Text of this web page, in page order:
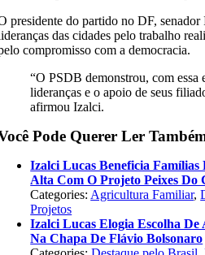
presidente do partido no DF, senador
das cidades pelo trabalho
compromisso com a democracia.
“O PSDB demonstrou, com essa
lideranças e o apoio de seus
afirmou Izalci.
Pode Querer Ler
Izalci Lucas Beneficia
Alta Com O Projeto Peixes Do
Categories: Agricultura Familiar,
Projetos
Izalci Lucas Elogia Escolha
Na Chapa De Flávio Bolsonaro